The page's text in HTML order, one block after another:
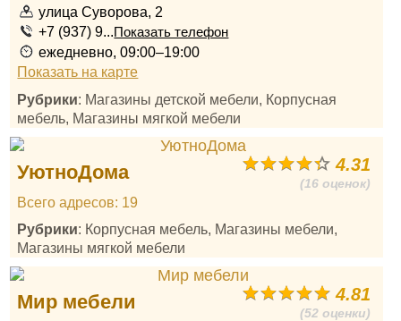
улица Суворова, 2
+7 (937) 9...Показать телефон
ежедневно, 09:00–19:00
Показать на карте
Рубрики: Магазины детской мебели, Корпусная
мебель, Магазины мягкой мебели
4.31
(16 оценок)
УютноДома
Всего адресов: 19
Рубрики: Корпусная мебель, Магазины мебели,
Магазины мягкой мебели
4.81
(52 оценки)
Мир мебели